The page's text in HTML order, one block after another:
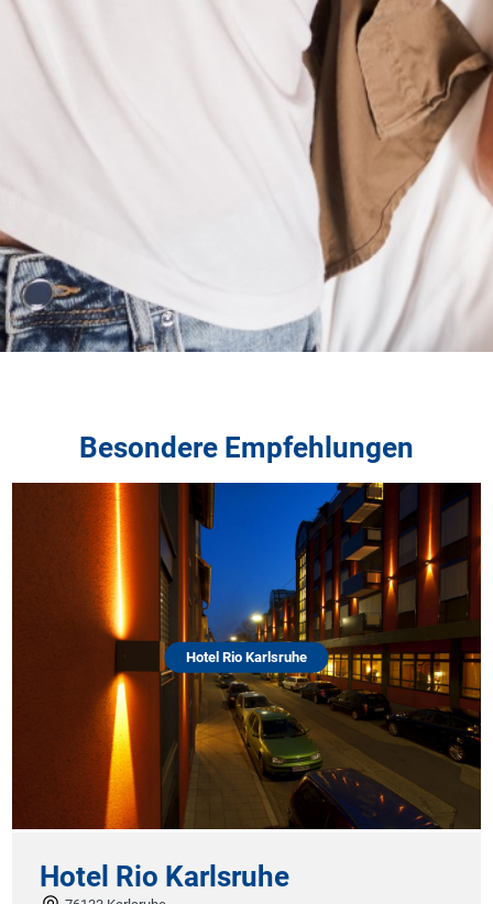
Besondere Empfehlungen
Hotel Rio Karlsruhe
Hotel Rio Karlsruhe